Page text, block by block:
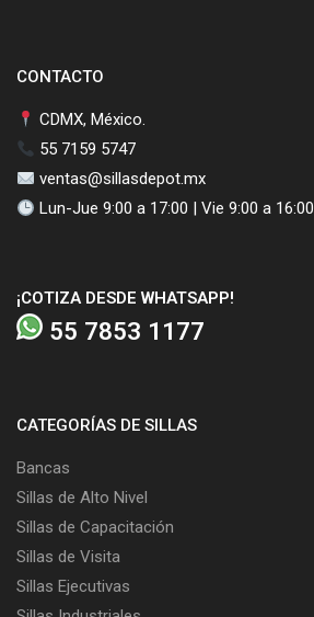
CONTACTO
CDMX, México.
55 7159 5747
ventas@sillasdepot.mx
Lun-Jue 9:00 a 17:00 | Vie 9:00 a 16:00
¡COTIZA DESDE WHATSAPP!
55 7853 1177
CATEGORÍAS DE SILLAS
Bancas
Sillas de Alto Nivel
Sillas de Capacitación
Sillas de Visita
Sillas Ejecutivas